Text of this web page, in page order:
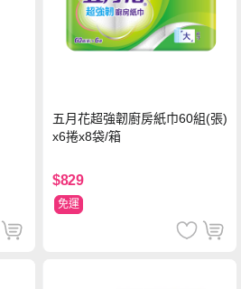
五月花超強韌廚房紙巾60組(張)
x6捲x8袋/箱
$829
免運